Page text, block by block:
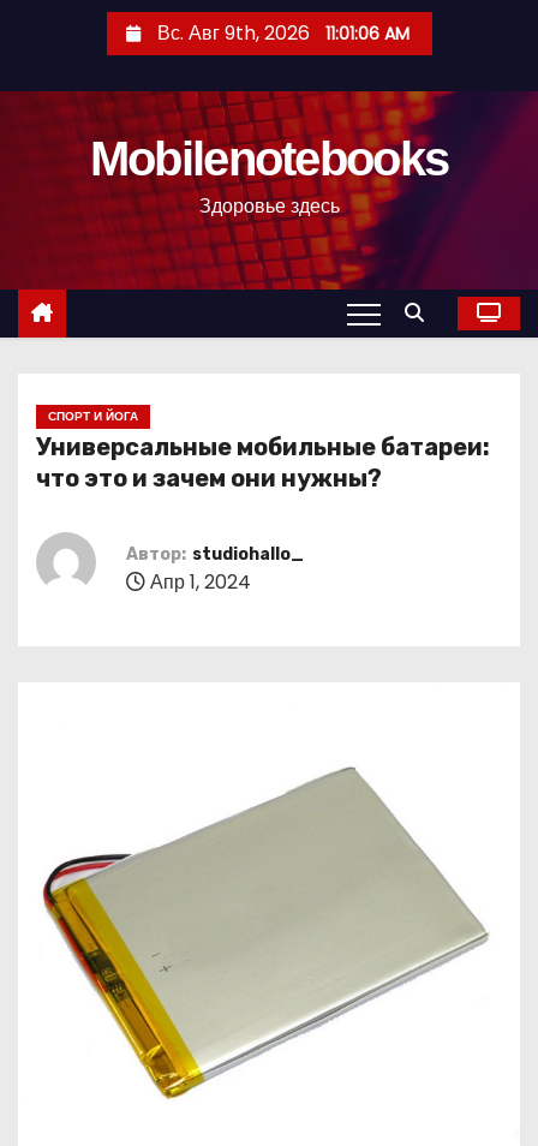
с
Вс. Авг 9th, 2026 11:01:07 AM
Mobilenotebooks
Здоровье здесь
СПОРТ И ЙОГА
Универсальные мобильные батареи:
что это и зачем они нужны?
Автор: studiohallo_
Апр 1, 2024